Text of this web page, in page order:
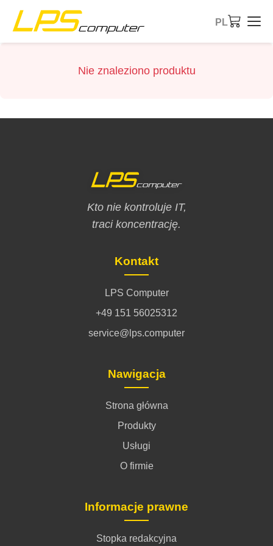
PL
Nie znaleziono produktu
Kto nie kontroluje IT,
traci koncentrację.
Kontakt
LPS Computer
+49 151 56025312
service@lps.computer
Nawigacja
Strona główna
Produkty
Usługi
O firmie
Informacje prawne
Stopka redakcyjna